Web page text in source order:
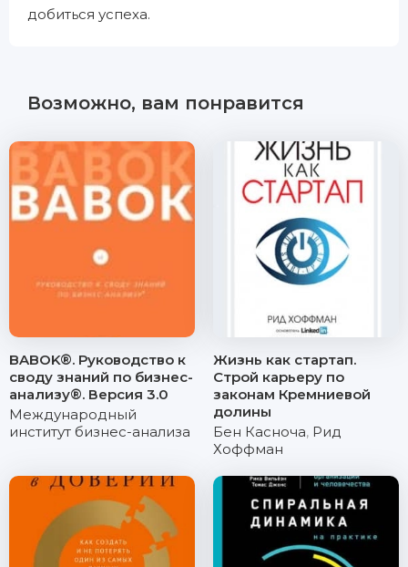
добиться успеха.
Возможно, вам понравится
BABOK®. Руководство к
своду знаний по бизнес-
анализу®. Версия 3.0
Международный
институт бизнес-анализа
Жизнь как стартап.
Строй карьеру по
законам Кремниевой
долины
Бен Касноча, Рид
Хоффман